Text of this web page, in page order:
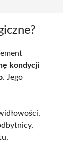
kondycji
. Jego